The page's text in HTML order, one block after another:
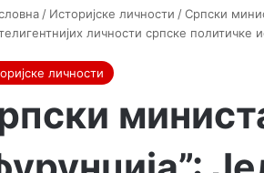
/ Историјске личности /Српски
личности српске политичке
личности